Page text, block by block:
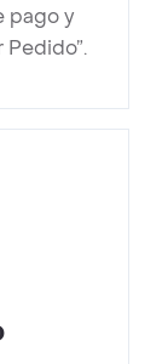
pago y